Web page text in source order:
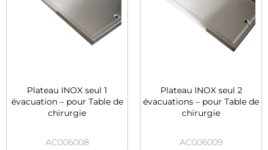
Plateau INOX seul 1
évacuation – pour Table de
chirurgie
AC006008
Plateau INOX seul 2
évacuations – pour Table de
chirurgie
AC006009